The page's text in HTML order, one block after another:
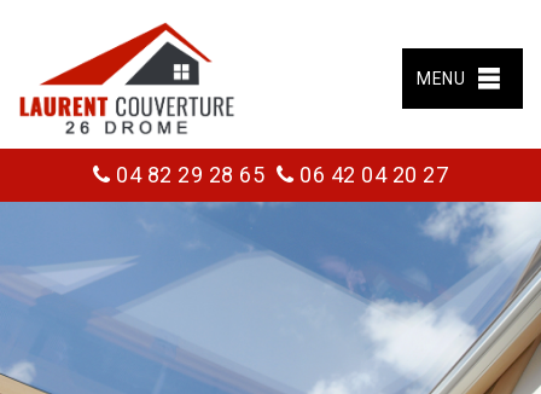
MENU
04 82 29 28 65 06 42 04 20 27